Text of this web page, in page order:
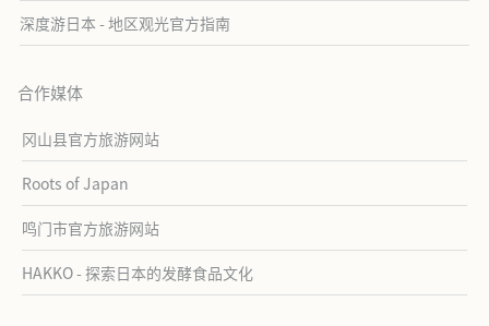
深度游日本 - 地区观光官方指南
合作媒体
冈山县官方旅游网站
Roots of Japan
鸣门市官方旅游网站
HAKKO - 探索日本的发酵食品文化